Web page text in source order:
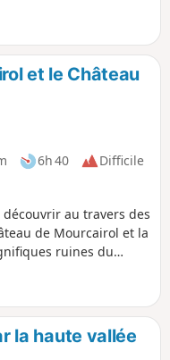
et le Château
6h 40
Difficile
au travers des
de Mourcairol et la
ruines du
la haute vallée